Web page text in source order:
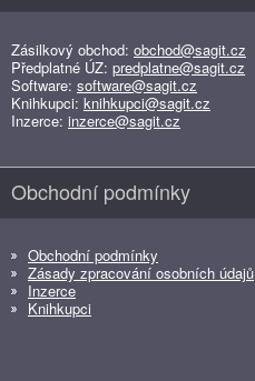
Zásilkový obchod: obchod@sagit.cz
Předplatné ÚZ: predplatne@sagit.cz
Software: software@sagit.cz
Knihkupci: knihkupci@sagit.cz
Inzerce: inzerce@sagit.cz
Obchodní podmínky
Obchodní podmínky
Zásady zpracování osobních údajů
Inzerce
Knihkupci